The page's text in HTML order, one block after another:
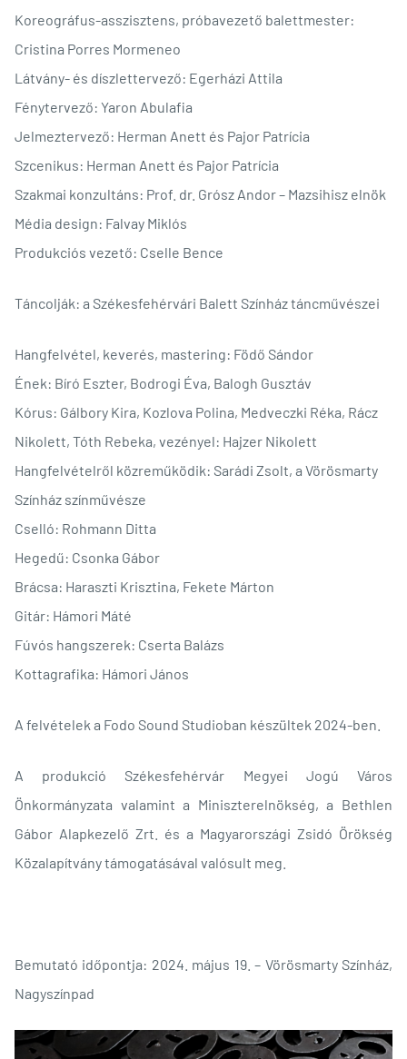
Koreográfus-asszisztens, próbavezető balettmester:
Cristina Porres Mormeneo
Látvány- és díszlettervező: Egerházi Attila
Fénytervező: Yaron Abulafia
Jelmeztervező: Herman Anett és Pajor Patrícia
Szcenikus: Herman Anett és Pajor Patrícia
Szakmai konzultáns: Prof. dr. Grósz Andor – Mazsihisz elnök
Média design: Falvay Miklós
Produkciós vezető: Cselle Bence
Táncolják: a Székesfehérvári Balett Színház táncművészei
Hangfelvétel, keverés, mastering: Födő Sándor
Ének: Bíró Eszter, Bodrogi Éva, Balogh Gusztáv
Kórus: Gálbory Kira, Kozlova Polina, Medveczki Réka, Rácz
Nikolett, Tóth Rebeka, vezényel: Hajzer Nikolett
Hangfelvételről közreműködik: Sarádi Zsolt, a Vörösmarty
Színház színművésze
Cselló: Rohmann Ditta
Hegedű: Csonka Gábor
Brácsa: Haraszti Krisztina, Fekete Márton
Gitár: Hámori Máté
Fúvós hangszerek: Cserta Balázs
Kottagrafika: Hámori János
A felvételek a Fodo Sound Studioban készültek 2024-ben.
A produkció Székesfehérvár Megyei Jogú Város
Önkormányzata valamint a Miniszterelnökség, a Bethlen
Gábor Alapkezelő Zrt. és a Magyarországi Zsidó Örökség
Közalapítvány támogatásával valósult meg.
Bemutató időpontja: 2024. május 19. – Vörösmarty Színház,
Nagyszínpad